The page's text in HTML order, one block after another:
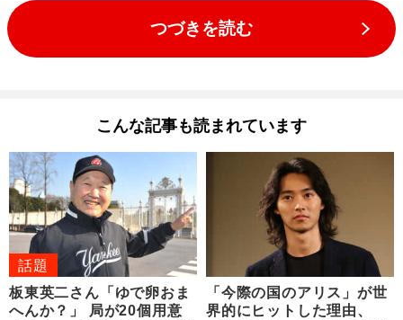
つづきを読む
こんな記事も読まれています
話題
板東英二さん「ゆで卵おま
へんか？」 局が20個用意
「今際の国のアリス」が世
界的にヒットした理由、